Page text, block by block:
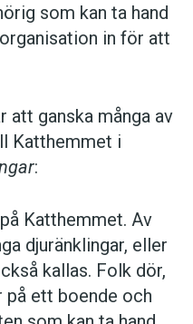
som kan ta hand
in för att
att ganska många av
Katthemmet i
:
Katthemmet. Av
djuränklingar, eller
kallas. Folk dör,
på ett boende och